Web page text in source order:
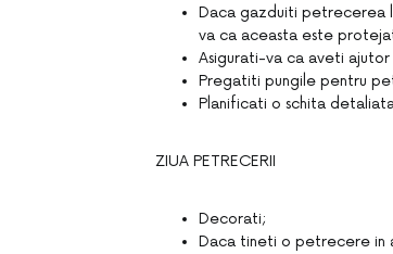
Daca gazduiti petrecerea
va ca aceasta este
Asigurati-va ca aveti
Pregatiti pungile pentru
Planificati o schita
ZIUA PETRECERII
Decorati;
Daca tineti o petrecere in